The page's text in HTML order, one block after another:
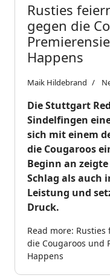
Rusties
gegen die
Happens
Maik Hildebrand
Die Stuttgart
Sindelfingen
sich mit einem
die Cougaroos
Beginn an
Schlag als auch
Leistung und
Druck.
Read more:
die Cougaroos und
Happens